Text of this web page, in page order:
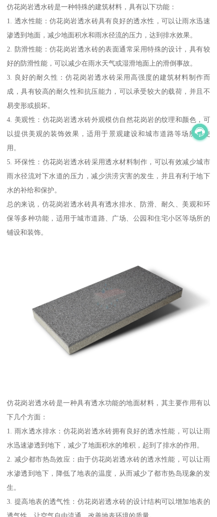
仿花岗岩透水砖是一种特殊的建筑材料，具有以下功能：
1. 透水性能：仿花岗岩透水砖具有良好的透水性，可以让雨水迅速
渗透到地面，减少地面积水和雨水径流的压力，达到排水效果。
2. 防滑性能：仿花岗岩透水砖的表面通常采用特殊的设计，具有较
好的防滑性能，可以减少在雨水天气或湿滑地面上的滑倒事故。
3. 良好的耐久性：仿花岗岩透水砖采用高强度的建筑材料制作而
成，具有较高的耐久性和抗压能力，可以承受较大的载荷，并且不
易变形或损坏。
4. 美观性：仿花岗岩透水砖外观模仿自然花岗岩的纹理和颜色，可
以提供美观的装饰效果，适用于景观建设和城市道路等场所的使
用。
5. 环保性：仿花岗岩透水砖采用透水材料制作，可以有效减少城市
雨水径流对下水道的压力，减少洪涝灾害的发生，并且有利于地下
水的补给和保护。
总的来说，仿花岗岩透水砖具有透水排水、防滑、耐久、美观和环
保等多种功能，适用于城市道路、广场、公园和住宅小区等场所的
铺设和装饰。
仿花岗岩透水砖是一种具有透水功能的地面材料，其主要作用有以
下几个方面：
1. 雨水透水排水：仿花岗岩透水砖拥有良好的透水性能，可以让雨
水迅速渗透到地下，减少了地面积水的堆积，起到了排水的作用。
2. 减少都市热岛效应：由于仿花岗岩透水砖的透水性能，可以让雨
水渗透到地下，降低了地表的温度，从而减少了都市热岛现象的发
生。
3. 提高地表的透气性：仿花岗岩透水砖的设计结构可以增加地表的